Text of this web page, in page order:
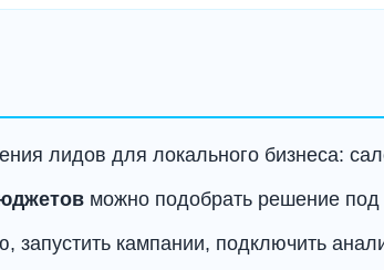
лидов для локального бизнеса:
можно подобрать решение под
запустить кампании, подключить